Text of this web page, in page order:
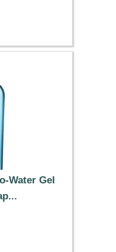
Water Gel